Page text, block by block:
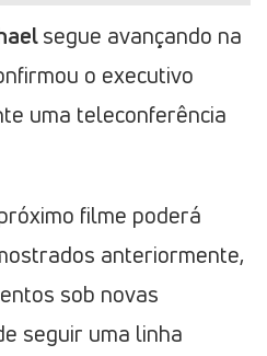
segue avançando na
o executivo
uma teleconferência
filme poderá
anteriormente,
sob novas
seguir uma linha